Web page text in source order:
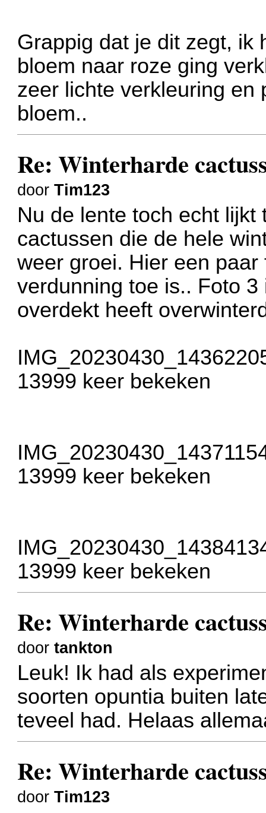
Grappig dat je dit zegt, ik
bloem naar roze ging
zeer lichte verkleuring en
bloem..
Re: Winterharde
doorTim123
Nu de lente toch echt
cactussen die de hele
weer groei. Hier een
verdunning toe is.. Foto
overdekt heeft
13999 keer bekeken
13999 keer bekeken
13999 keer bekeken
Re: Winterharde
doortankton
Leuk! Ik had als
soorten opuntia buiten
teveel had. Helaas
Re: Winterharde
doorTim123